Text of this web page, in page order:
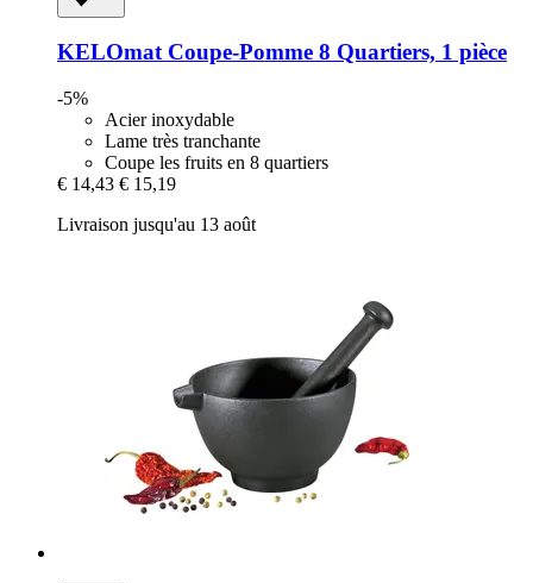
KELOmatCoupe-​Pomme 8 Quartiers, 1 pièce
-5%
Acier inoxydable
Lame très tranchante
Coupe les fruits en 8 quartiers
€ 14,43 € 15,19
Livraison jusqu'au 13 août